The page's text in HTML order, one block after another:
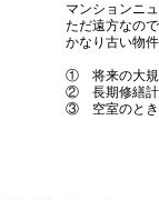
マンションニ
ただ遠方なの
かなり古い物
① 将来の大規
② 長期修繕計
③ 空室のとき